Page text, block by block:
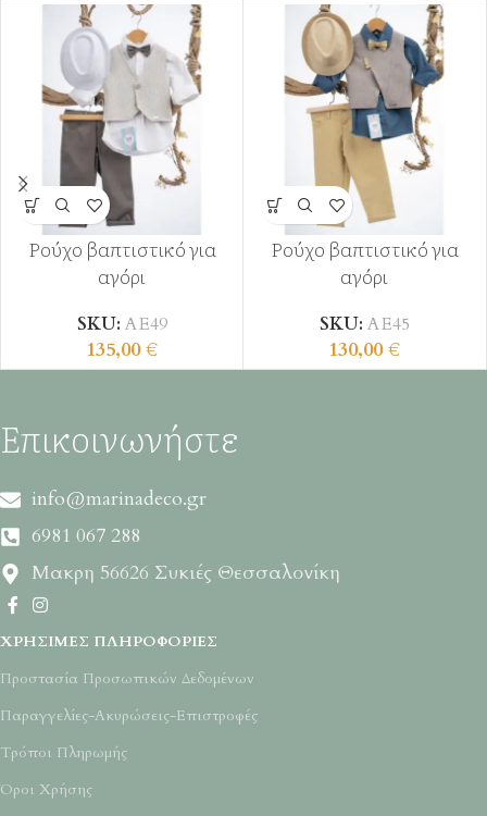
Ρούχο βαπτιστικό για
αγόρι
SKU: ΑΕ49
135,00€
Ρούχο βαπτιστικό για
αγόρι
SKU: ΑΕ45
130,00€
Επικοινωνήστε
info@marinadeco.gr
6981 067 288
Μακρη 56626 Συκιές Θεσσαλονίκη
ΧΡΉΣΙΜΕΣ ΠΛΗΡΟΦΟΡΊΕΣ
Προστασία Προσωπικών Δεδομένων
Παραγγελίες-Ακυρώσεις-Επιστροφές
Τρόποι Πληρωμής
Όροι Χρήσης